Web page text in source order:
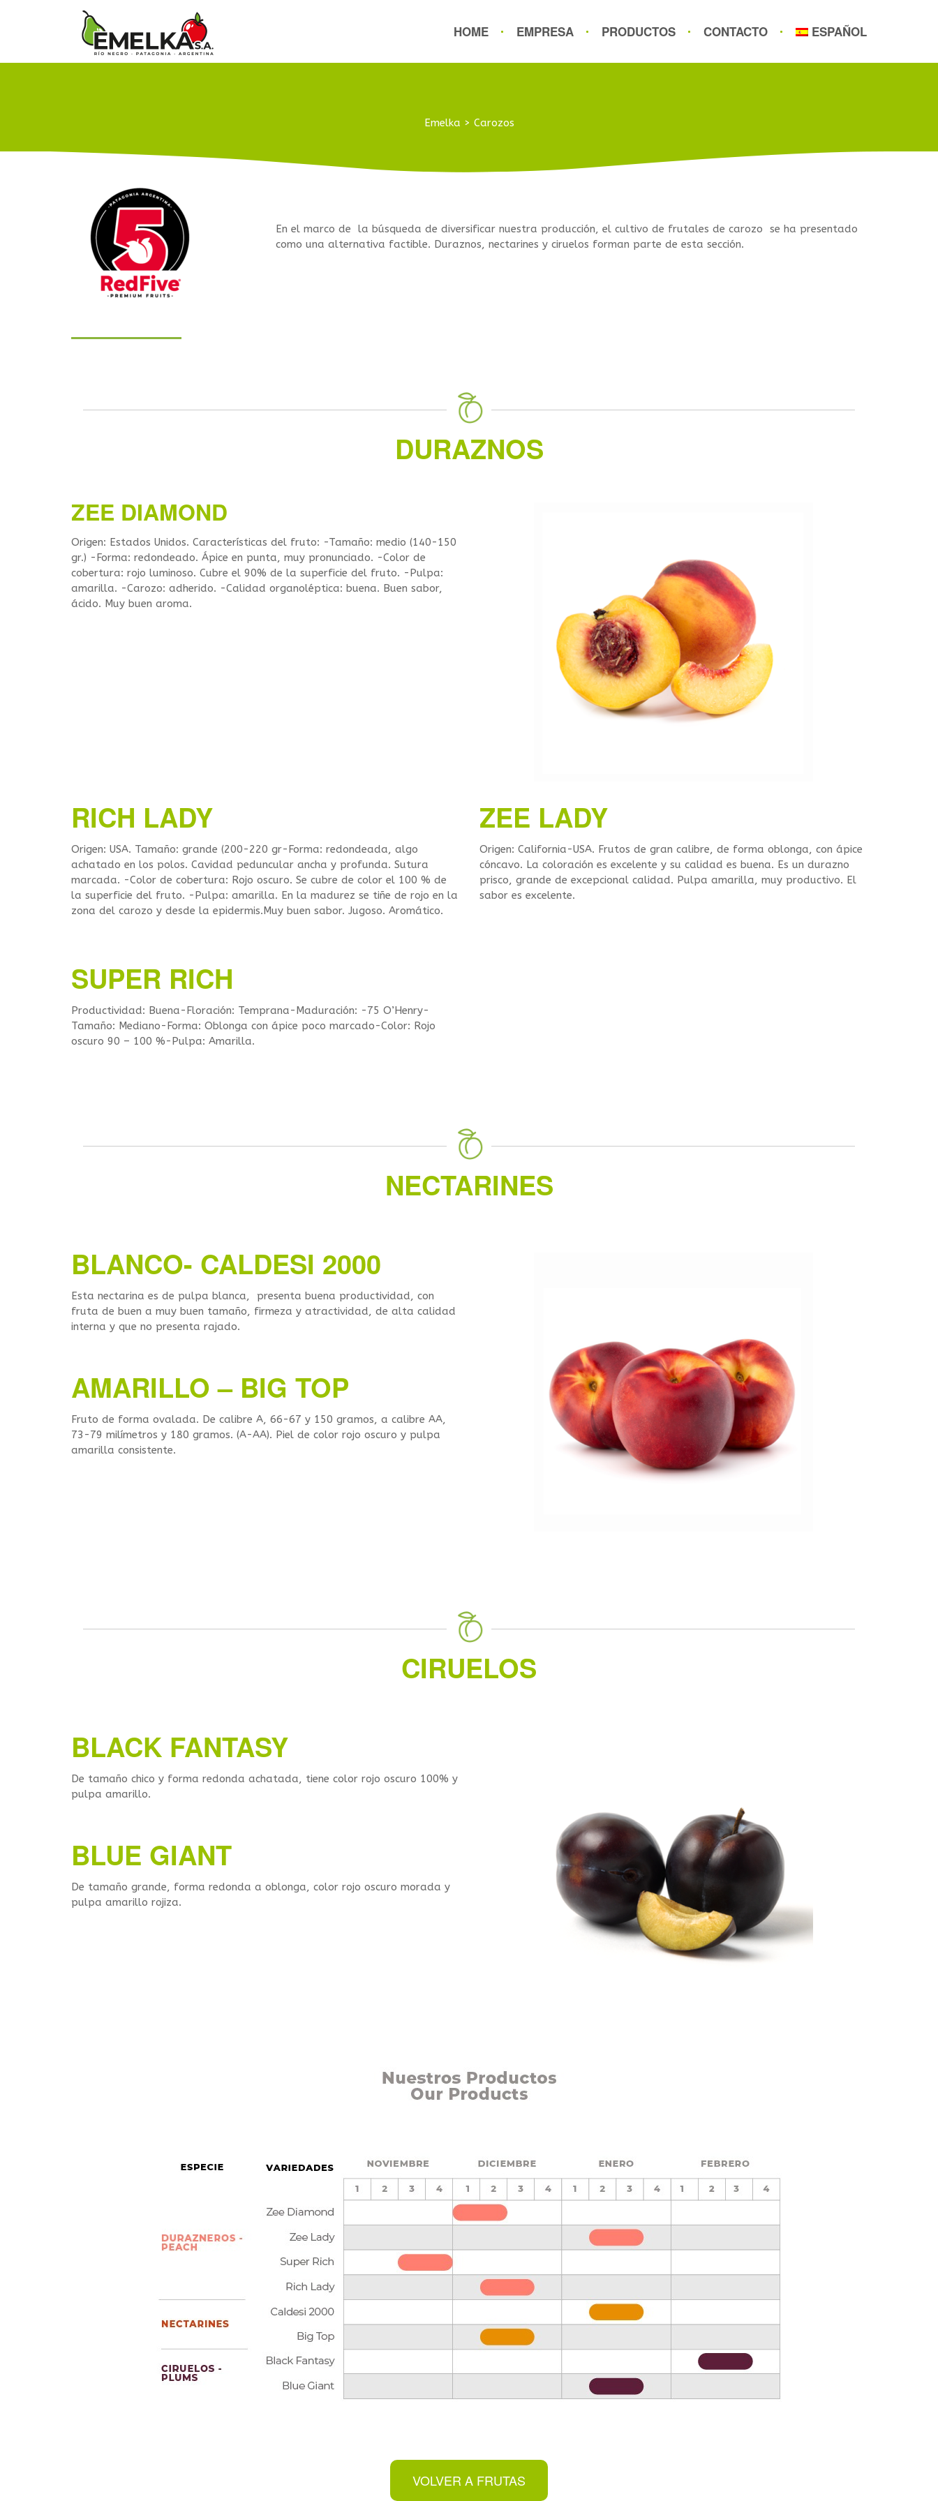
HOME EMPRESA PRODUCTOS CONTACTO ESPAÑOL
Emelka > Carozos
En el marco de la búsqueda de diversificar nuestra producción, el cultivo de frutales de carozo se ha presentado
como una alternativa factible. Duraznos, nectarines y ciruelos forman parte de esta sección.
DURAZNOS
ZEE DIAMOND
Origen: Estados Unidos. Características del fruto: -Tamaño: medio (140-150
gr.) -Forma: redondeado. Ápice en punta, muy pronunciado. -Color de
cobertura: rojo luminoso. Cubre el 90% de la superficie del fruto. -Pulpa:
amarilla. -Carozo: adherido. -Calidad organoléptica: buena. Buen sabor,
ácido. Muy buen aroma.
RICH LADY
Origen: USA. Tamaño: grande (200-220 gr-Forma: redondeada, algo
achatado en los polos. Cavidad peduncular ancha y profunda. Sutura
marcada. -Color de cobertura: Rojo oscuro. Se cubre de color el 100 % de
la superficie del fruto. -Pulpa: amarilla. En la madurez se tiñe de rojo en la
zona del carozo y desde la epidermis.Muy buen sabor. Jugoso. Aromático.
ZEE LADY
Origen: California-USA. Frutos de gran calibre, de forma oblonga, con ápice
cóncavo. La coloración es excelente y su calidad es buena. Es un durazno
prisco, grande de excepcional calidad. Pulpa amarilla, muy productivo. El
sabor es excelente.
SUPER RICH
Productividad: Buena-Floración: Temprana-Maduración: -75 O’Henry-
Tamaño: Mediano-Forma: Oblonga con ápice poco marcado-Color: Rojo
oscuro 90 – 100 %-Pulpa: Amarilla.
NECTARINES
BLANCO- CALDESI 2000
Esta nectarina es de pulpa blanca, presenta buena productividad, con
fruta de buen a muy buen tamaño, firmeza y atractividad, de alta calidad
interna y que no presenta rajado.
AMARILLO – BIG TOP
Fruto de forma ovalada. De calibre A, 66-67 y 150 gramos, a calibre AA,
73-79 milímetros y 180 gramos. (A-AA). Piel de color rojo oscuro y pulpa
amarilla consistente.
CIRUELOS
BLACK FANTASY
De tamaño chico y forma redonda achatada, tiene color rojo oscuro 100% y
pulpa amarillo.
BLUE GIANT
De tamaño grande, forma redonda a oblonga, color rojo oscuro morada y
pulpa amarillo rojiza.
VOLVER A FRUTAS